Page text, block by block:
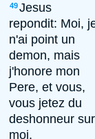
49Jesus
repondit: Moi,
n'ai point un
demon, mais
j'honore mon
Pere, et vous,
vous jetez du
deshonneur sur
moi.